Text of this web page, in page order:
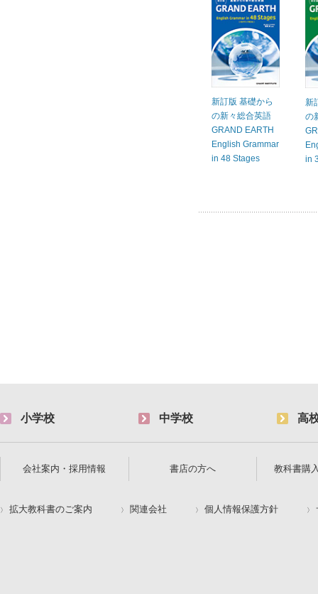
新訂版 基礎から
の新々総合英語
GRAND EARTH
English Grammar
in 48 Stages
新
の
in
小学校 中学校 高
会社案内・採用情報 書店の方へ 教科書購
拡大教科書のご案内 関連会社 個人情報保護方針